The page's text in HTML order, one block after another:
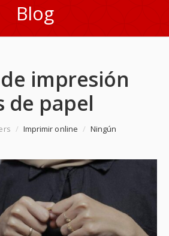
Blog
impresión
de papel
/ Imprimir online / Ningún